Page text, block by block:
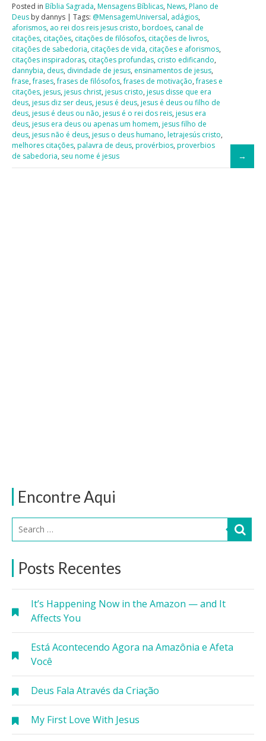
Encontre Aqui
Posts Recentes
It’s Happening Now in the Amazon — and It
Affects You
Está Acontecendo Agora na Amazônia e Afeta
Você
Deus Fala Através da Criação
My First Love With Jesus
Posted in Bíblia Sagrada, Mensagens Bíblicas, News, Plano de
Deus by dannys | Tags: @MensagemUniversal, adágios,
aforismos, ao rei dos reis jesus cristo, bordoes, canal de
citações, citações, citações de filósofos, citações de livros,
citações de sabedoria, citações de vida, citações e aforismos,
citações inspiradoras, citações profundas, cristo edificando,
dannybia, deus, divindade de jesus, ensinamentos de jesus,
frase,frases,frases de filósofos,frases de motivação,frases e
citações, jesus, jesus christ, jesus cristo, jesus disse que era
deus, jesus diz ser deus, jesus é deus, jesus é deus ou filho de
deus, jesus é deus ou não, jesus é o rei dos reis, jesus era
deus, jesus era deus ou apenas um homem, jesus filho de
deus, jesus não é deus, jesus o deus humano, letrajesús cristo,
melhores citações, palavra de deus, provérbios, proverbios
de sabedoria, seu nome é jesus